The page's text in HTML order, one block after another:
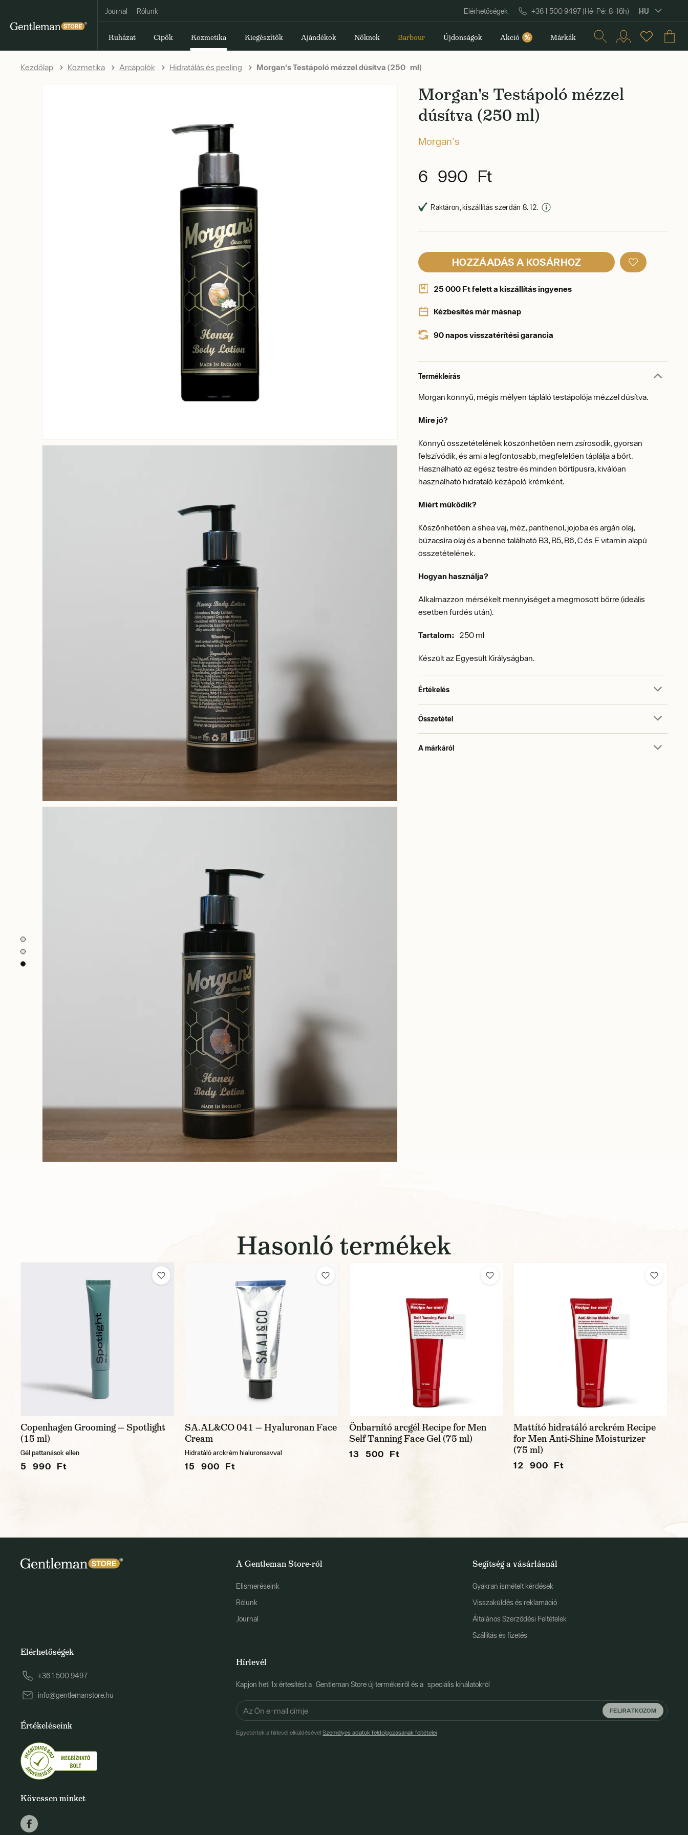
Journal Rólunk Elérhetőségek +36 1 500 9497 (Hé–Pé: 8–16h) HU
Ruházat Cipők Kozmetika Kiegészítők Ajándékok Nőknek Barbour Újdonságok Akció % Márkák
Kezdőlap Kozmetika Arcápolók Hidratálás és peeling Morgan's Testápoló mézzel dúsítva (250 ml)
Morgan's Testápoló mézzel
dúsítva (250 ml)
Morgan's
6 990 Ft
Raktáron, kiszállítás szerdán 8. 12.
HOZZÁADÁS A KOSÁRHOZ
25 000 Ft felett a kiszállítás ingyenes
Kézbesítés már másnap
90 napos visszatérítési garancia
Termékleírás
Morgan könnyű, mégis mélyen tápláló testápolója mézzel dúsítva.
Mire jó?
Könnyű összetételének köszönhetően nem zsírosodik, gyorsan
felszívódik, és ami a legfontosabb, megfelelően táplálja a bőrt.
Használható az egész testre és minden bőrtípusra, kiválóan
használható hidratáló kézápoló krémként.
Miért működik?
Köszönhetően a shea vaj, méz, panthenol, jojoba és argán olaj,
búzacsíra olaj és a benne található B3, B5, B6, C és E vitamin alapú
összetételének.
Hogyan használja?
Alkalmazzon mérsékelt mennyiséget a megmosott bőrre (ideális
esetben fürdés után).
Tartalom: 250 ml
Készült az Egyesült Királyságban.
Értékelés
Összetétel
A márkáról
Hasonló termékek
Copenhagen Grooming — Spotlight
(15 ml)
Gél pattanások ellen
5 990 Ft
SA.AL&CO 041 — Hyaluronan Face
Cream
Hidratáló arckrém hialuronsavval
15 900 Ft
Önbarnító arcgél Recipe for Men
Self Tanning Face Gel (75 ml)
13 500 Ft
Mattító hidratáló arckrém Recipe
for Men Anti-Shine Moisturizer
(75 ml)
12 900 Ft
A Gentleman Store-ról
Elismeréseink
Rólunk
Journal
Segítség a vásárlásnál
Gyakran ismételt kérdések
Visszaküldés és reklamáció
Általános Szerződési Feltételek
Szállítás és fizetés
Hírlevél
Kapjon heti 1x értesítést a Gentleman Store új termékeiről és a speciális kínálatokról
FELIRATKOZOM
Egyetértek a hírlevél elküldésévelSzemélyes adatok feldolgozásának feltételei
Elérhetőségek
+36 1 500 9497
info@gentlemanstore.hu
Értékeléseink
Kövessen minket